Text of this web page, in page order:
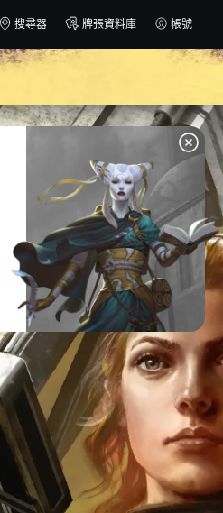
搜尋器 牌張資料庫 帳號